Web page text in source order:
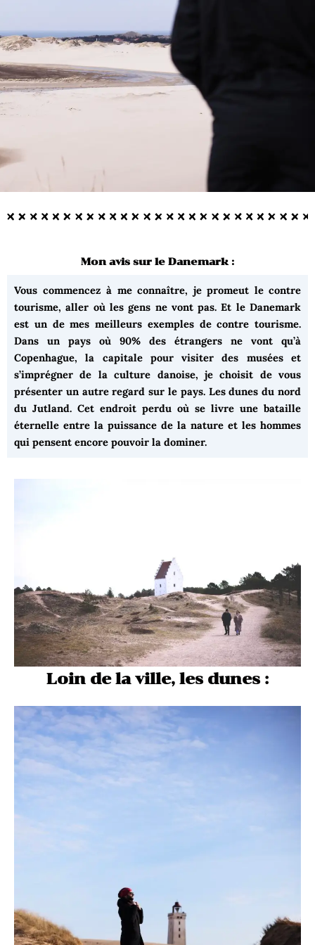
Mon avis sur le Danemark :
Vous commencez à me connaître, je promeut le contre
tourisme, aller où les gens ne vont pas. Et le Danemark
est un de mes meilleurs exemples de contre tourisme.
Dans un pays où 90% des étrangers ne vont qu’à
Copenhague, la capitale pour visiter des musées et
s’imprégner de la culture danoise, je choisit de vous
présenter un autre regard sur le pays. Les dunes du nord
du Jutland. Cet endroit perdu où se livre une bataille
éternelle entre la puissance de la nature et les hommes
qui pensent encore pouvoir la dominer.
Loin de la ville, les dunes :